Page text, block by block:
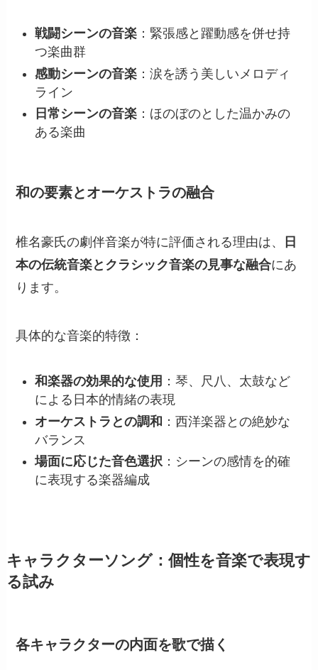
戦闘シーンの音楽 ：緊張感と躍動感を併せ持
つ楽曲群
感動シーンの音楽 ：涙を誘う美しいメロディ
ライン
日常シーンの音楽 ：ほのぼのとした温かみの
ある楽曲
和の要素とオーケストラの融合
椎名豪氏の劇伴音楽が特に評価される理由は、
日
本の伝統音楽とクラシック音楽の見事な融合にあ
ります。
具体的な音楽的特徴：
和楽器の効果的な使用 ：琴、尺八、太鼓など
による日本的情緒の表現
オーケストラとの調和 ：西洋楽器との絶妙な
バランス
場面に応じた音色選択 ：シーンの感情を的確
に表現する楽器編成
キャラクターソング：個性を音楽で表現す
る試み
各キャラクターの内面を歌で描く